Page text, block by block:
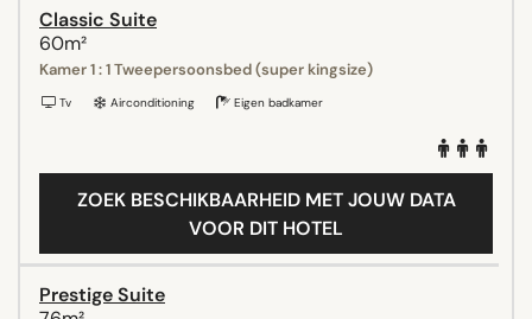
Classic Suite
60m²
Kamer 1 : 1 Tweepersoonsbed (super kingsize)
Tv Airconditioning Eigen badkamer
ZOEK BESCHIKBAARHEID MET JOUW DATA
VOOR DIT HOTEL
Prestige Suite